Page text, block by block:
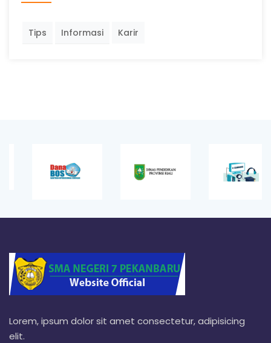
Tips Informasi Karir
Lorem, ipsum dolor sit amet consectetur, adipisicing
elit.